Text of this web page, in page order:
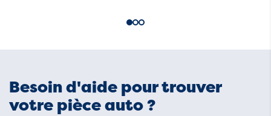
Besoin d'aide pour trouver
votre pièce auto ?